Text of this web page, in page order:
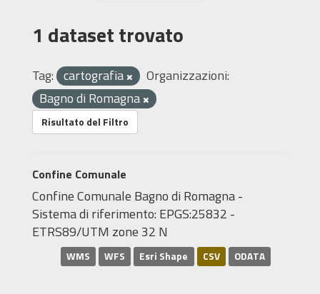
1 dataset trovato
Tag: cartografia
Organizzazioni:
Bagno di Romagna
Risultato del Filtro
Confine Comunale
Confine Comunale Bagno di Romagna -
Sistema di riferimento: EPGS:25832 -
ETRS89/UTM zone 32 N
WMS WFS Esri Shape CSV ODATA